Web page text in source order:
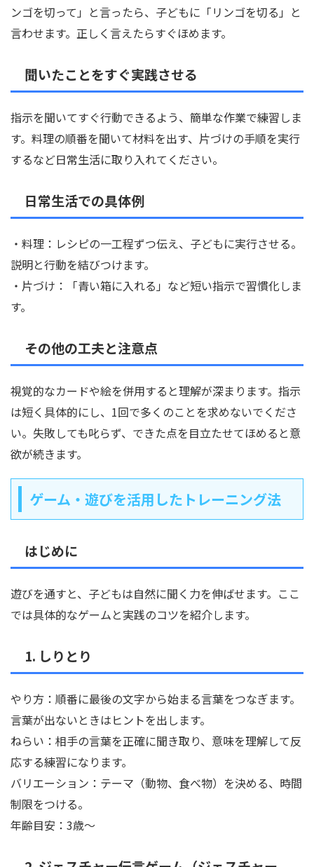
ンゴを切って」と言ったら、子どもに「リンゴを切る」と
言わせます。正しく言えたらすぐほめます。
聞いたことをすぐ実践させる
指示を聞いてすぐ行動できるよう、簡単な作業で練習しま
す。料理の順番を聞いて材料を出す、片づけの手順を実行
するなど日常生活に取り入れてください。
日常生活での具体例
・料理：レシピの一工程ずつ伝え、子どもに実行させる。
説明と行動を結びつけます。
・片づけ：「青い箱に入れる」など短い指示で習慣化しま
す。
その他の工夫と注意点
視覚的なカードや絵を併用すると理解が深まります。指示
は短く具体的にし、1回で多くのことを求めないでくださ
い。失敗しても叱らず、できた点を目立たせてほめると意
欲が続きます。
ゲーム・遊びを活用したトレーニング法
はじめに
遊びを通すと、子どもは自然に聞く力を伸ばせます。ここ
では具体的なゲームと実践のコツを紹介します。
1. しりとり
やり方：順番に最後の文字から始まる言葉をつなぎます。
言葉が出ないときはヒントを出します。
ねらい：相手の言葉を正確に聞き取り、意味を理解して反
応する練習になります。
バリエーション：テーマ（動物、食べ物）を決める、時間
制限をつける。
年齢目安：3歳〜